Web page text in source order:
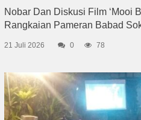
Nobar Dan Diskusi Film ‘Mooi
Rangkaian Pameran Babad
21 Juli 2026 0 78